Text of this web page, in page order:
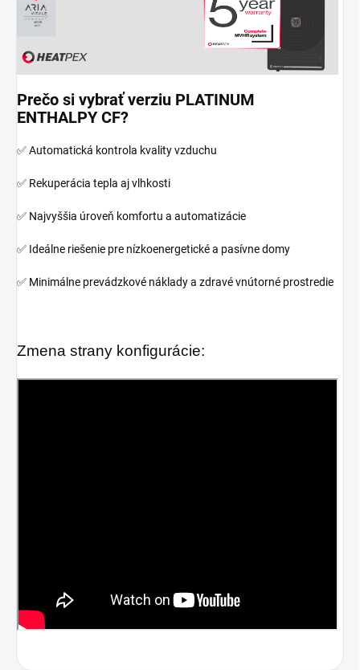
Prečo si vybrať verziu PLATINUM
ENTHALPY CF?
✅ Automatická kontrola kvality vzduchu
✅ Rekuperácia tepla aj vlhkosti
✅ Najvyššia úroveň komfortu a automatizácie
✅ Ideálne riešenie pre nízkoenergetické a pasívne domy
✅ Minimálne prevádzkové náklady a zdravé vnútorné prostredie
Zmena strany konfigurácie: